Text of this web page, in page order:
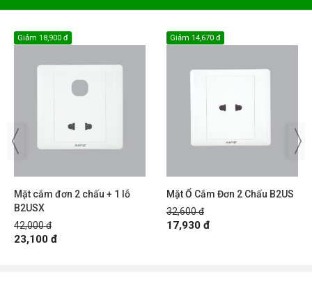
Mặt cắm đơn 2 chấu + 1 lỗ
B2USX
42,000 đ
Giảm 18,900 đ
23,100 đ
Mặt Ổ Cắm Đơn 2 Chấu B2US
32,600 đ
Giảm 14,670 đ
17,930 đ